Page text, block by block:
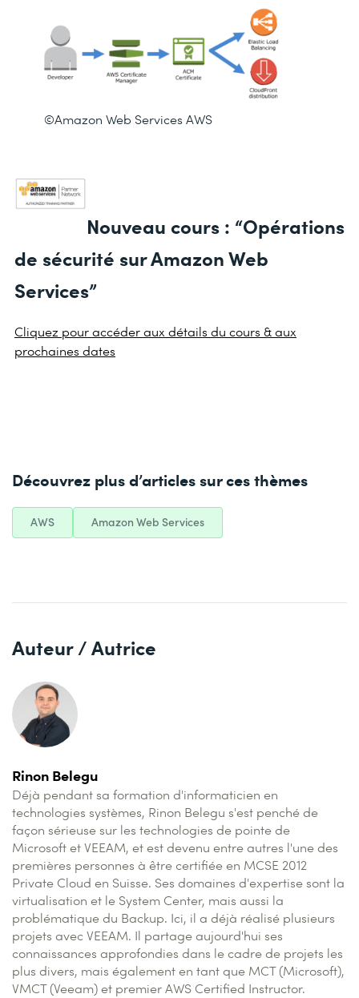
©Amazon Web Services AWS
Nouveau cours : “Opérations
de sécurité sur Amazon Web
Services”
Cliquez pour accéder aux détails du cours & aux
prochaines dates
Découvrez plus d’articles sur ces thèmes
AWS Amazon Web Services
Auteur / Autrice
Rinon Belegu
Déjà pendant sa formation d'informaticien en
technologies systèmes, Rinon Belegu s'est penché de
façon sérieuse sur les technologies de pointe de
Microsoft et VEEAM, et est devenu entre autres l'une des
premières personnes à être certifiée en MCSE 2012
Private Cloud en Suisse. Ses domaines d'expertise sont la
virtualisation et le System Center, mais aussi la
problématique du Backup. Ici, il a déjà réalisé plusieurs
projets avec VEEAM. Il partage aujourd'hui ses
connaissances approfondies dans le cadre de projets les
plus divers, mais également en tant que MCT (Microsoft),
VMCT (Veeam) et premier AWS Certified Instructor.